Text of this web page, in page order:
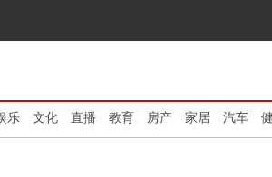
乐 文化 直播 教育 房产 家居 汽车